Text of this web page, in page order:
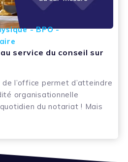
- BPO -
service du conseil sur
l’office permet d’atteindre
organisationnelle
du notariat ! Mais